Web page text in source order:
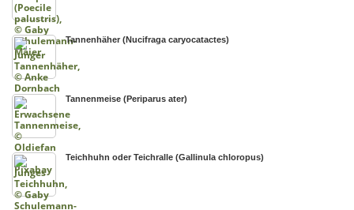
Tannenhäher (Nucifraga caryocatactes)
Tannenmeise (Periparus ater)
Teichhuhn oder Teichralle (Gallinula chloropus)